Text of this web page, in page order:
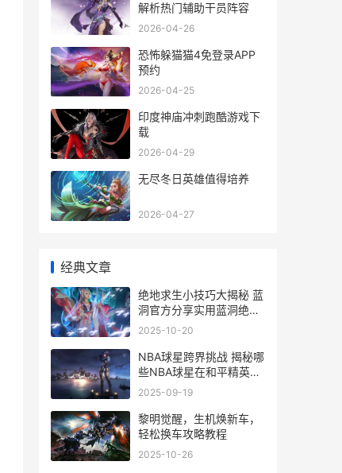
解析热门辅助干员阵容
2026-04-26
恐怖躲猫猫4免登录APP
预约
2026-04-25
印度神庙冲刺跑酷游戏下
载
2026-04-29
无尽冬日英雄值得培养
2026-04-27
经典文章
绝地求生小技巧大揭秘 蓝
洞官方分享实用蓝洞绝地
求生技巧
2025-10-20
NBA球星跨界挑战 揭秘哪
些NBA球星在和平精英比
赛中大显身手
2025-09-19
黎明觉醒，生机焕新车，
轻松换车攻略教程
2025-10-26